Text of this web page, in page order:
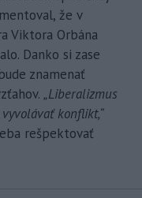
že v
Viktora Orbána
Danko si zase
znamenať
„Liberalizmus
konflikt,“
rešpektovať